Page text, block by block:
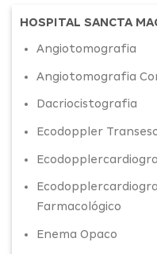
HOSPITAL SANCTA
Angiotomografia
Angiotomografia
Dacriocistografia
Ecodoppler
Farmacológico
Enema Opaco